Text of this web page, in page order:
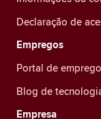
Declaração de
Empregos
Portal de
Blog de
Empresa